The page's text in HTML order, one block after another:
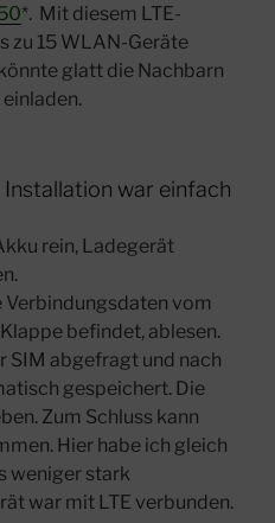
*. Mit diesem LTE-
zu 15 WLAN-Geräte
glatt die Nachbarn
war einfach
rein, Ladegerät
vom
befindet, ablesen.
SIM abgefragt und nach
gespeichert. Die
Zum Schluss kann
Hier habe ich gleich
weniger stark
war mit LTE verbunden.